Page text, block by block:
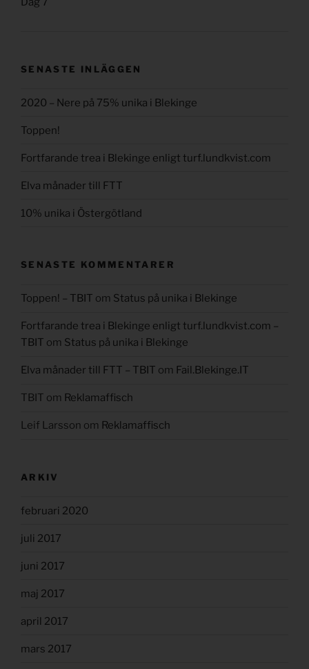
SENASTE INLÄGGEN
2020 – Nere på 75% unika i Blekinge
Toppen!
Fortfarande trea i Blekinge enligt turf.lundkvist.com
Elva månader till FTT
10% unika i Östergötland
SENASTE KOMMENTARER
Toppen! – TBIT om Status på unika i Blekinge
Fortfarande trea i Blekinge enligt turf.lundkvist.com –
TBIT om Status på unika i Blekinge
Elva månader till FTT – TBIT om Fail.Blekinge.IT
TBIT om Reklamaffisch
Leif Larsson om Reklamaffisch
ARKIV
februari 2020
juli 2017
juni 2017
maj 2017
april 2017
mars 2017